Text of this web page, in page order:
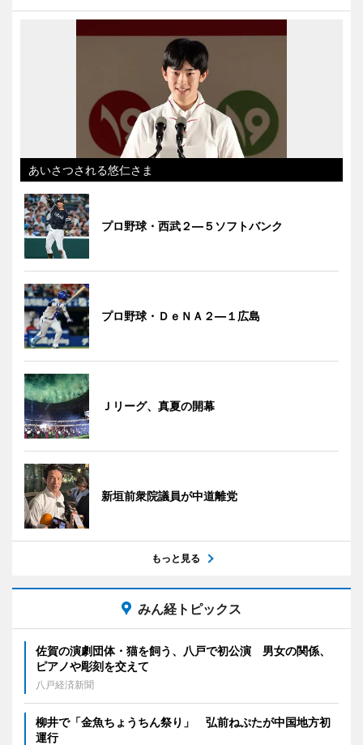
あいさつされる悠仁さま
プロ野球・西武２―５ソフトバンク
プロ野球・ＤｅＮＡ２―１広島
Ｊリーグ、真夏の開幕
新垣前衆院議員が中道離党
もっと見る
みん経トピックス
佐賀の演劇団体・猫を飼う、八戸で初公演 男女の関係、
ピアノや彫刻を交えて
八戸経済新聞
柳井で「金魚ちょうちん祭り」 弘前ねぷたが中国地方初
運行